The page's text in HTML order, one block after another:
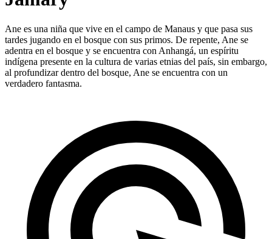
Ane es una niña que vive en el campo de Manaus y que pasa sus
tardes jugando en el bosque con sus primos. De repente, Ane se
adentra en el bosque y se encuentra con Anhangá, un espíritu
indígena presente en la cultura de varias etnias del país, sin embargo,
al profundizar dentro del bosque, Ane se encuentra con un
verdadero fantasma.